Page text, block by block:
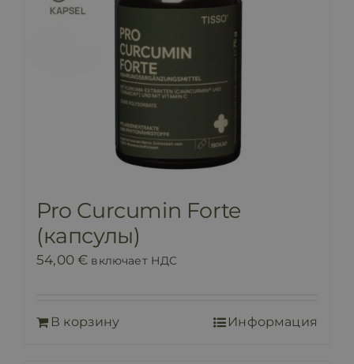
Pro Curcumin Forte
(капсулы)
54,00€ включает НДС
В корзину Информация